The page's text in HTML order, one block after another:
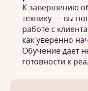
К завершению
технику — вы
работе с
как уверенно
Обучение дает
готовности к